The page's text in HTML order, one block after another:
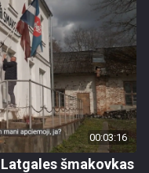
00:03:16
šmakovkas